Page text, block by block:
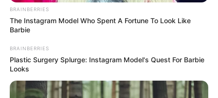
BRAINBERRIES
The Instagram Model Who Spent A Fortune To Look Like
Barbie
BRAINBERRIES
Plastic Surgery Splurge: Instagram Model's Quest For Barbie
Looks